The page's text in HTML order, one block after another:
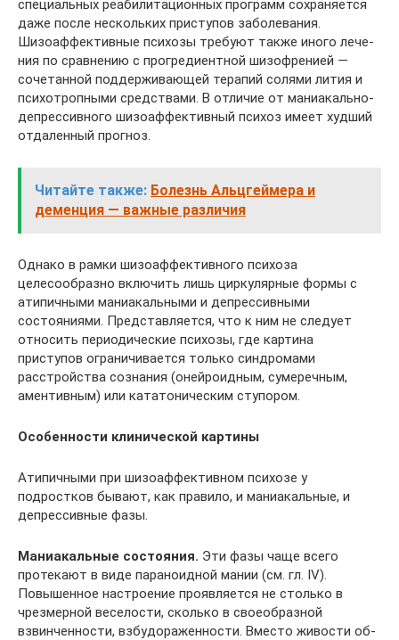
специальных реабилитационных программ сохраняется
даже после нескольких приступов заболевания.
Шизоаффективные психозы требуют также иного лече­
ния по сравнению с прогредиентной шизофренией —
сочетанной поддерживаю­щей терапий солями лития и
психотропными средствами. В отличие от маниакально-
депрессивного шизоаффективный психоз имеет худший
отдаленный прогноз.
Читайте также: Болезнь Альцгеймера и
деменция — важные различия
Однако в рамки шизоаффективного психоза
целесообразно включить лишь циркулярные формы с
атипичными маниакальными и депрессивными
состояниями. Представляется, что к ним не следует
относить периодические психозы, где картина
приступов ограничивается только синдромами
расстройства созна­ния (онейроидным, сумеречным,
аментивным) или кататоническим ступором.
Особенности клинической картины
Атипичными при шизоаффективном психозе у
подростков бывают, как правило, и маниакальные, и
депрессивные фазы.
Маниакальные состояния. Эти фазы чаще всего
протекают в виде параноидной мании (см. гл. IV).
Повышенное настроение проявляется не столько в
чрезмерной веселости, сколько в свое­образной
взвинченности, взбудораженности. Вместо живости об­